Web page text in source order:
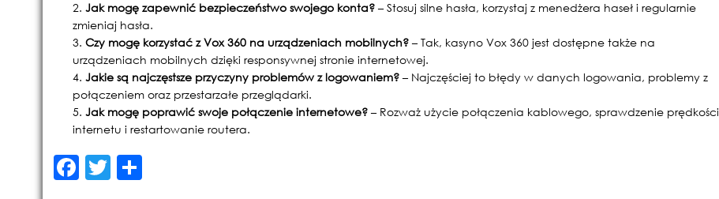
Jak mogę zapewnić bezpieczeństwo swojego konta?– Stosuj silne hasła, korzystaj z menedżera haseł i regularnie
zmieniaj hasła.
Czy mogę korzystać z Vox 360 na urządzeniach mobilnych?– Tak, kasyno Vox 360 jest dostępne także na
urządzeniach mobilnych dzięki responsywnej stronie internetowej.
Jakie są najczęstsze przyczyny problemów z logowaniem?– Najczęściej to błędy w danych logowania, problemy z
połączeniem oraz przestarzałe przeglądarki.
Jak mogę poprawić swoje połączenie internetowe?– Rozważ użycie połączenia kablowego, sprawdzenie prędkości
internetu i restartowanie routera.
F
T
S